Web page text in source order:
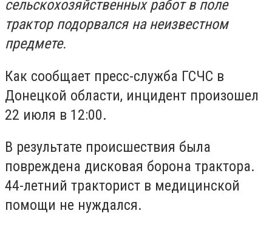
сельскохозяйственных работ в поле
трактор подорвался на неизвестном
предмете.
Как сообщает пресс-служба ГСЧС в
Донецкой области, инцидент произошел
22 июля в 12:00.
В результате происшествия была
повреждена дисковая борона трактора.
44-летний тракторист в медицинской
помощи не нуждался.